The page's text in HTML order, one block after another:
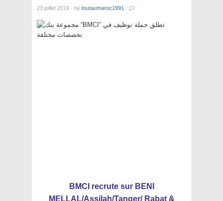
23 juillet 2019 · by toutaumaroc1991 ·
BMCI recrute sur BENI
MELLAL/Assilah/Tanger/ Rabat &